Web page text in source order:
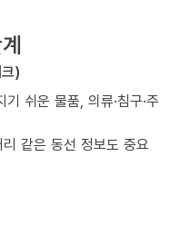
)
쉬운 물품, 의류·침구·주
같은 동선 정보도 중요